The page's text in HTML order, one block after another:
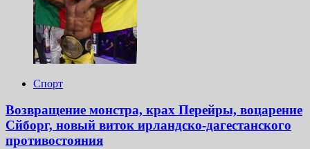
Спорт
Возвращение монстра, крах Перейры, воцарение
Сйборг, новый виток ирландско-дагестанского
противостояния